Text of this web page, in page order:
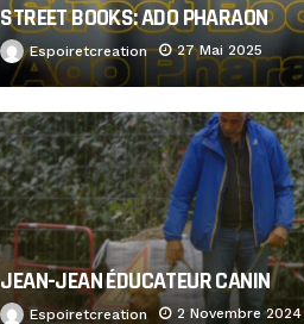
STREET BOOKS: ADO PHARAON
Espoiretcreation 27 Mai 2025
JEAN-JEAN ÉDUCATEUR CANIN
Espoiretcreation 2 Novembre 2024